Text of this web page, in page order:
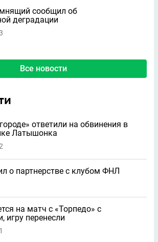
сообщил об
деградации
Все новости
ответили на обвинения в
Латышонка
о партнерстве с клубом ФНЛ
на матч с «Торпедо» с
игру перенесли
1